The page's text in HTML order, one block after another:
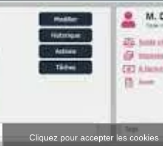
Cliquez pour accepter les cookies